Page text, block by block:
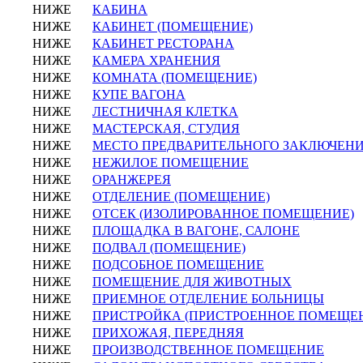
НИЖЕ
КАБИНА
НИЖЕ
КАБИНЕТ (ПОМЕЩЕНИЕ)
НИЖЕ
КАБИНЕТ РЕСТОРАНА
НИЖЕ
КАМЕРА ХРАНЕНИЯ
НИЖЕ
КОМНАТА (ПОМЕЩЕНИЕ)
НИЖЕ
КУПЕ ВАГОНА
НИЖЕ
ЛЕСТНИЧНАЯ КЛЕТКА
НИЖЕ
МАСТЕРСКАЯ, СТУДИЯ
НИЖЕ
МЕСТО ПРЕДВАРИТЕЛЬНОГО
НИЖЕ
НЕЖИЛОЕ ПОМЕЩЕНИЕ
НИЖЕ
ОРАНЖЕРЕЯ
НИЖЕ
ОТДЕЛЕНИЕ (ПОМЕЩЕНИЕ)
НИЖЕ
ОТСЕК (ИЗОЛИРОВАННОЕ ПОМЕЩЕНИЕ)
НИЖЕ
ПЛОЩАДКА В ВАГОНЕ, САЛОНЕ
НИЖЕ
ПОДВАЛ (ПОМЕЩЕНИЕ)
НИЖЕ
ПОДСОБНОЕ ПОМЕЩЕНИЕ
НИЖЕ
ПОМЕЩЕНИЕ ДЛЯ ЖИВОТНЫХ
НИЖЕ
ПРИЕМНОЕ ОТДЕЛЕНИЕ БОЛЬНИЦЫ
НИЖЕ
ПРИСТРОЙКА (ПРИСТРОЕННОЕ
НИЖЕ
ПРИХОЖАЯ, ПЕРЕДНЯЯ
НИЖЕ
ПРОИЗВОДСТВЕННОЕ ПОМЕЩЕНИЕ